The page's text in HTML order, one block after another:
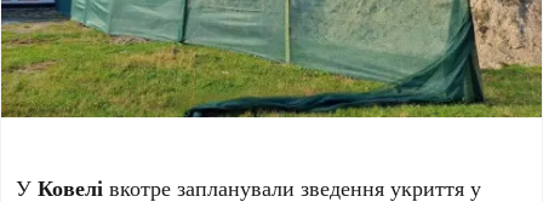
УКовелі вкотре запланували зведення укриття у